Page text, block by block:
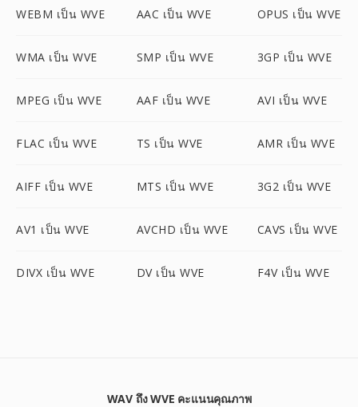
WEBM เป็น WVE AAC เป็น WVE OPUS เป็น WVE
WMA เป็น WVE SMP เป็น WVE 3GP เป็น WVE
MPEG เป็น WVE AAF เป็น WVE AVI เป็น WVE
FLAC เป็น WVE TS เป็น WVE AMR เป็น WVE
AIFF เป็น WVE MTS เป็น WVE 3G2 เป็น WVE
AV1 เป็น WVE AVCHD เป็น WVE CAVS เป็น WVE
DIVX เป็น WVE DV เป็น WVE F4V เป็น WVE
WAV ถึง WVE คะแนนคุณภาพ